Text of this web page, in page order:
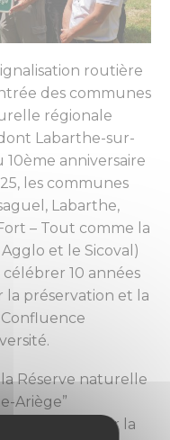
routière
des communes
régionale
Labarthe-sur-
10ème anniversaire
les communes
Labarthe,
– Tout comme la
et le Sicoval)
10 années
préservation et la
Réserve naturelle
Ariège”
identifier la